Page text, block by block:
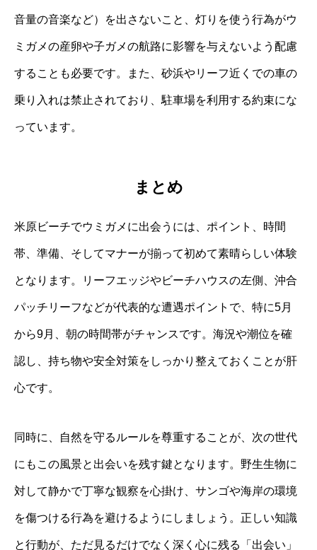
音量の音楽など）を出さないこと、灯りを使う行為がウ
ミガメの産卵や子ガメの航路に影響を与えないよう配慮
することも必要です。また、砂浜やリーフ近くでの車の
乗り入れは禁止されており、駐車場を利用する約束にな
っています。
まとめ
米原ビーチでウミガメに出会うには、ポイント、時間
帯、準備、そしてマナーが揃って初めて素晴らしい体験
となります。リーフエッジやビーチハウスの左側、沖合
パッチリーフなどが代表的な遭遇ポイントで、特に5月
から9月、朝の時間帯がチャンスです。海況や潮位を確
認し、持ち物や安全対策をしっかり整えておくことが肝
心です。
同時に、自然を守るルールを尊重することが、次の世代
にもこの風景と出会いを残す鍵となります。野生生物に
対して静かで丁寧な観察を心掛け、サンゴや海岸の環境
を傷つける行為を避けるようにしましょう。正しい知識
と行動が、ただ見るだけでなく深く心に残る「出会い」